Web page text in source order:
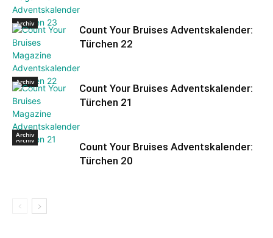
Archiv
Archiv
Count Your Bruises Adventskalender:
Türchen 22
Archiv
Count Your Bruises Adventskalender:
Türchen 21
Archiv
Count Your Bruises Adventskalender:
Türchen 20